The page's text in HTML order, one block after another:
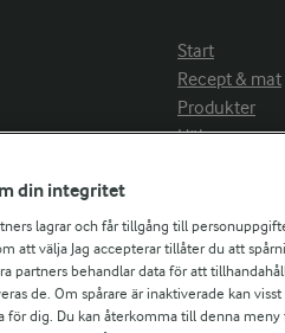
Start
Recept & mat
Produkter
Hälsa
Aktuellt
Om Arla
Nyheter &
Jobb & karriär
din integritet
lagrar och får tillgång till
att välja Jag accepterar tillåter du att
partners behandlar data för att
de. Om spårare är inaktiverade kan
för dig. Du kan återkomma till denna